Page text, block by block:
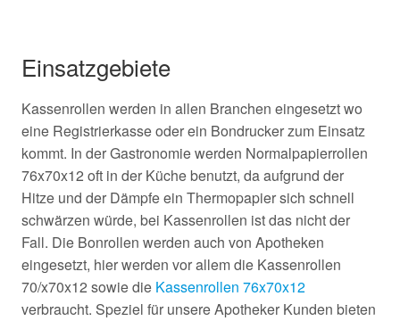
Einsatzgebiete
Kassenrollen werden in allen Branchen eingesetzt wo
eine Registrierkasse oder ein Bondrucker zum Einsatz
kommt. In der Gastronomie werden Normalpapierrollen
76x70x12 oft in der Küche benutzt, da aufgrund der
Hitze und der Dämpfe ein Thermopapier sich schnell
schwärzen würde, bei Kassenrollen ist das nicht der
Fall. Die Bonrollen werden auch von Apotheken
eingesetzt, hier werden vor allem die Kassenrollen
70/x70x12 sowie die Kassenrollen 76x70x12
verbraucht. Speziel für unsere Apotheker Kunden bieten